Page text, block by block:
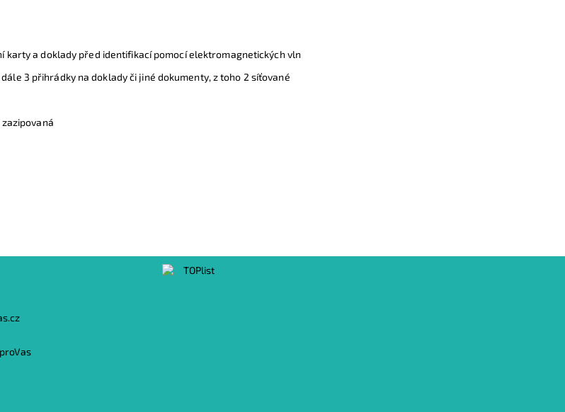
karty a doklady před identifikací pomocí elektromagnetických vln
3 přihrádky na doklady či jiné dokumenty, z toho 2 síťované